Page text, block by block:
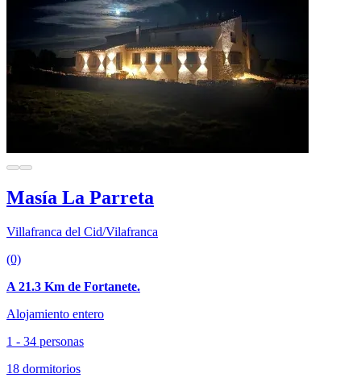
Masía La Parreta
Villafranca del Cid/Vilafranca
(0)
A 21.3 Km de Fortanete.
Alojamiento entero
1 - 34 personas
18 dormitorios